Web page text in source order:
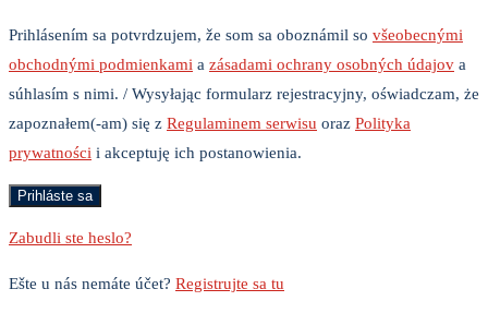
Prihlásením sa potvrdzujem, že som sa oboznámil so všeobecnými
obchodnými podmienkami a zásadami ochrany osobných údajov a
súhlasím s nimi. / Wysyłając formularz rejestracyjny, oświadczam, że
zapoznałem(-am) się z Regulaminem serwisu oraz Polityka
prywatności i akceptuję ich postanowienia.
Zabudli ste heslo?
Ešte u nás nemáte účet? Registrujte sa tu